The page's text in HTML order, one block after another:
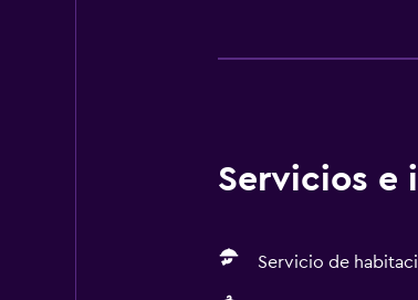
Servicios e
Servicio de